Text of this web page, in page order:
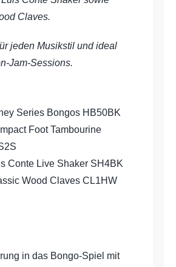
Claves.
jeden Musikstil und ideal
Jam-Sessions.
Series Bongos HB50BK
Foot Tambourine
Conte Live Shaker SH4BK
Wood Claves CL1HW
in das Bongo-Spiel mit